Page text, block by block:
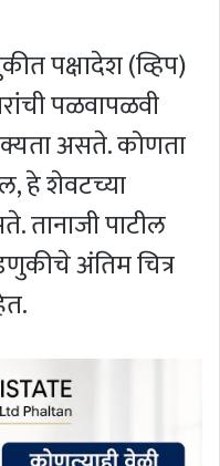
पक्षादेश (व्हिप)
पळवापळवी
असते. कोणता
हे शेवटच्या
तानाजी पाटील
अंतिम चित्र